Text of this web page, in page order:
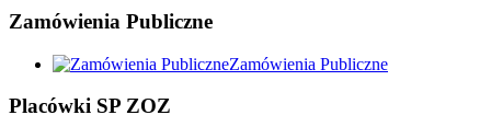
Zamówienia Publiczne
Zamówienia Publiczne
Placówki SP ZOZ